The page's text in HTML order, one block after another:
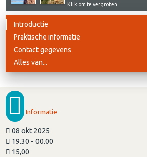
Klik om te vergroten
Introductie
Praktische informatie
Contact gegevens
Alles van...
Informatie
08 okt 2025
19.30 - 00.00
15,00